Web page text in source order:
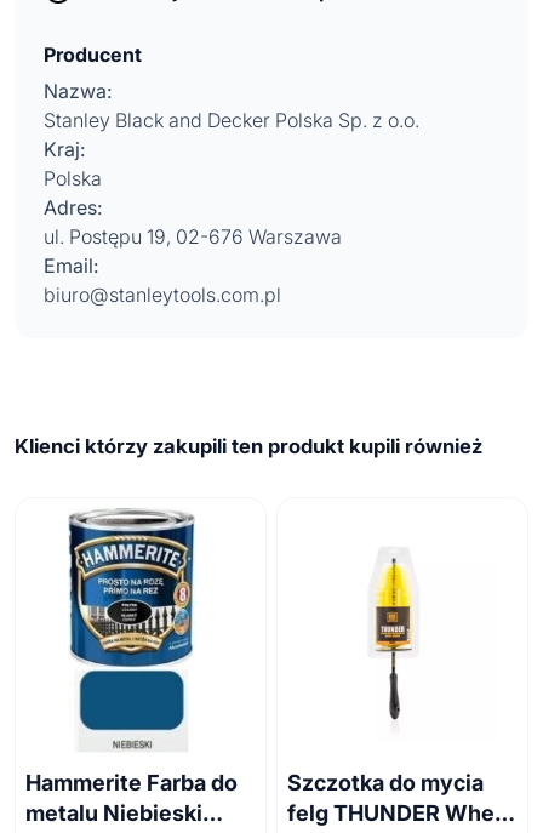
Producent
Nazwa:
Stanley Black and Decker Polska Sp. z o.o.
Kraj:
Polska
Adres:
ul. Postępu 19, 02-676 Warszawa
Email:
biuro@stanleytools.com.pl
Klienci którzy zakupili ten produkt kupili również
Hammerite Farba do
metalu Niebieski
Szczotka do mycia
felg THUNDER Wheel